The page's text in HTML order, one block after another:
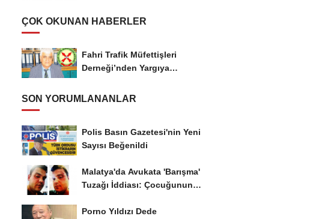
ÇOK OKUNAN HABERLER
Fahri Trafik Müfettişleri
Derneği’nden Yargıya
SON YORUMLANANLAR
Polis Basın Gazetesi'nin Yeni
Sayısı Beğenildi
Malatya'da Avukata 'Barışma'
Tuzağı İddiası: Çocuğunun
Porno Yıldızı Dede